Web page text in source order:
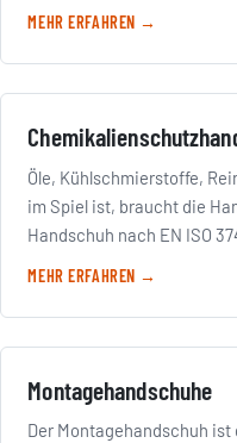
MEHR ERFAHREN →
Öle, Kühlschmierstoffe,
im Spiel ist, braucht die
Handschuh nach EN ISO
MEHR ERFAHREN →
Montagehandschuhe
Der Montagehandschuh